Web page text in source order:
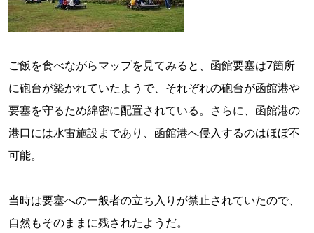
ご飯を食べながらマップを見てみると、函館要塞は7箇所
に砲台が築かれていたようで、それぞれの砲台が函館港や
要塞を守るため綿密に配置されている。さらに、函館港の
港口には水雷施設まであり、函館港へ侵入するのはほぼ不
可能。
当時は要塞への一般者の立ち入りが禁止されていたので、
自然もそのままに残されたようだ。